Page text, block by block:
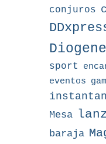
conjuros
sport
eventos
Mesa
baraja